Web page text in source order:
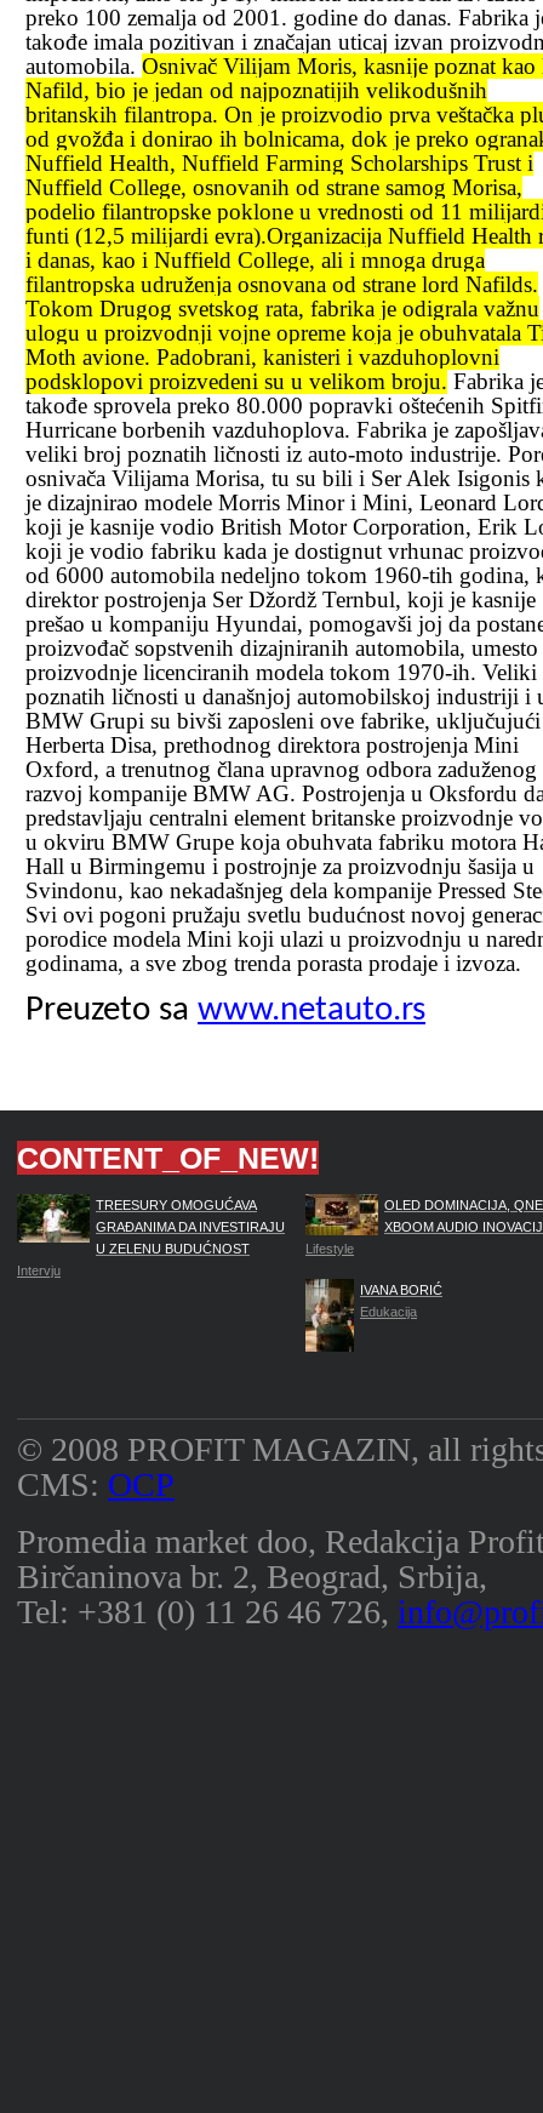
preko 100 zemalja od 2001. godine do danas. Fabrika
takođe imala pozitivan i značajan uticaj izvan
automobila. Osnivač Vilijam Moris, kasnije poznat kao
Nafild, bio je jedan od najpoznatijih velikodušnih
britanskih filantropa. On je proizvodio prva veštačka
od gvožđa i donirao ih bolnicama, dok je preko
Nuffield Health, Nuffield Farming Scholarships Trust i
Nuffield College, osnovanih od strane samog Morisa,
podelio filantropske poklone u vrednosti od 11
funti (12,5 milijardi evra).Organizacija Nuffield Health
i danas, kao i Nuffield College, ali i mnoga druga
filantropska udruženja osnovana od strane lord Nafilds.
Tokom Drugog svetskog rata, fabrika je odigrala važnu
ulogu u proizvodnji vojne opreme koja je obuhvatala
Moth avione. Padobrani, kanisteri i vazduhoplovni
podsklopovi proizvedeni su u velikom broju. Fabrika
takođe sprovela preko 80.000 popravki oštećenih
Hurricane borbenih vazduhoplova. Fabrika je
veliki broj poznatih ličnosti iz auto-moto industrije.
osnivača Vilijama Morisa, tu su bili i Ser Alek Isigonis
je dizajnirao modele Morris Minor i Mini, Leonard
koji je kasnije vodio British Motor Corporation, Erik
koji je vodio fabriku kada je dostignut vrhunac
od 6000 automobila nedeljno tokom 1960-tih godina,
direktor postrojenja Ser Džordž Ternbul, koji je kasnije
prešao u kompaniju Hyundai, pomogavši joj da
proizvođač sopstvenih dizajniranih automobila, umesto
proizvodnje licenciranih modela tokom 1970-ih.
poznatih ličnosti u današnjoj automobilskoj industriji i
BMW Grupi su bivši zaposleni ove fabrike,
Herberta Disa, prethodnog direktora postrojenja Mini
Oxford, a trenutnog člana upravnog odbora zaduženog
razvoj kompanije BMW AG. Postrojenja u Oksfordu
predstavljaju centralni element britanske proizvodnje
u okviru BMW Grupe koja obuhvata fabriku motora
Hall u Birmingemu i postrojnje za proizvodnju šasija u
Svindonu, kao nekadašnjeg dela kompanije Pressed
Svi ovi pogoni pružaju svetlu budućnost novoj
porodice modela Mini koji ulazi u proizvodnju u
godinama, a sve zbog trenda porasta prodaje i izvoza.
Preuzeto sa www.netauto.rs
CONTENT_OF_NEW!
TREESURY OMOGUĆAVA
GRAĐANIMA DA INVESTIRAJU
U ZELENU BUDUĆNOST
Intervju
OLED DOMINACIJA,
XBOOM AUDIO
Lifestyle
IVANA BORIĆ
Edukacija
© 2008 PROFIT MAGAZIN, all
CMS: OCP
Promedia market doo, Redakcija
Birčaninova br. 2, Beograd, Srbija,
Tel: +381 (0) 11 26 46 726,